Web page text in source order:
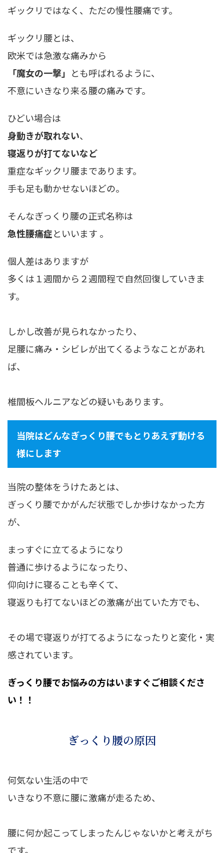
ギックリではなく、ただの慢性腰痛です。
ギックリ腰とは、
欧米では急激な痛みから
「魔女の一撃」 とも呼ばれるように、
不意にいきなり来る腰の痛みです。
ひどい場合は
身動きが取れない、
寝返りが打てないなど
重症なギックリ腰まであります。
手も足も動かせないほどの。
そんなぎっくり腰の正式名称は
急性腰痛症といいます 。
個人差はありますが
多くは１週間から２週間程で自然回復していきま
す。
しかし改善が見られなかったり、
足腰に痛み・シビレが出てくるようなことがあれ
ば、
椎間板ヘルニアなどの疑いもあります。
当院はどんなぎっくり腰でもとりあえず動ける
様にします
当院の整体をうけたあとは、
ぎっくり腰でかがんだ状態でしか歩けなかった方
が、
まっすぐに立てるようになり
普通に歩けるようになったり、
仰向けに寝ることも辛くて、
寝返りも打てないほどの激痛が出ていた方でも、
その場で寝返りが打てるようになったりと変化・実
感されています。
ぎっくり腰でお悩みの方はいますぐご相談くださ
い！！
ぎっくり腰の原因
何気ない生活の中で
いきなり不意に腰に激痛が走るため、
腰に何か起こってしまったんじゃないかと考えがち
です。